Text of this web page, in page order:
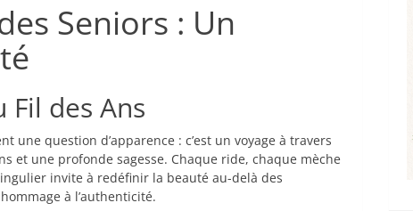
Seniors : Un
Fil des Ans
une question d’apparence : c’est un voyage à travers
et une profonde sagesse. Chaque ride, chaque mèche
invite à redéfinir la beauté au-delà des
à l’authenticité.